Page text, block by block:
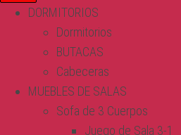
DORMITORIOS
Dormitorios
BUTACAS
Cabeceras
MUEBLES DE SALAS
Sofa de 3 Cuerpos
Juego de Sala 3-1